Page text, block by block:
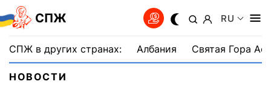
СПЖ RU
СПЖ в других странах: Албания Святая Гора
НОВОСТИ